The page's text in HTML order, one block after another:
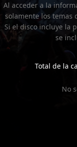
Al acceder a la
solamente los temas
Si el disco incluye la
se
Total de la
No